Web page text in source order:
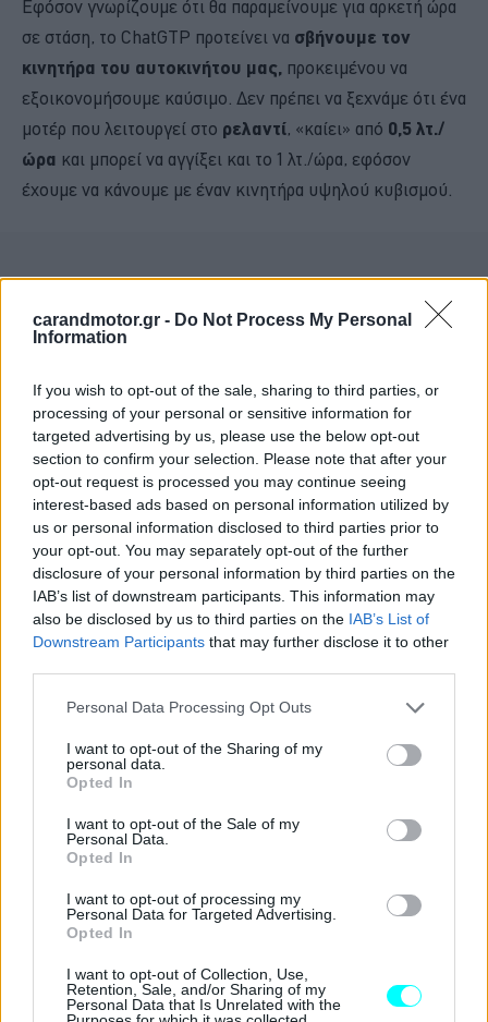
carandmotor.gr - Do Not Process My Personal
Information
If you wish to opt-out of the sale, sharing to third parties, or
processing of your personal or sensitive information for
targeted advertising by us, please use the below opt-out
section to confirm your selection. Please note that after your
opt-out request is processed you may continue seeing
interest-based ads based on personal information utilized by
us or personal information disclosed to third parties prior to
your opt-out. You may separately opt-out of the further
disclosure of your personal information by third parties on the
IAB’s list of downstream participants. This information may
also be disclosed by us to third parties on the IAB’s List of
Downstream Participants that may further disclose it to other
Please note that this website/app uses one or more Google
not limited to your visit or usage behaviour. You may click to
grant or deny consent to Google and its third-party tags to
use your data for below specified purposes in below Google
consent section.
Personal Data Processing Opt Outs
I want to opt-out of the Sharing of my
personal data.
Opted In
I want to opt-out of the Sale of my
Personal Data.
Opted In
I want to opt-out of processing my
Personal Data for Targeted Advertising.
Opted In
I want to opt-out of Collection, Use,
Retention, Sale, and/or Sharing of my
Personal Data that Is Unrelated with the
Εφόσον γνωρίζουμε ότι θα παραμείνουμε για αρκετή ώρα
σε στάση, το ChatGTP προτείνει να σβήνουμε τον
κινητήρα του αυτοκινήτου μας, προκειμένου να
εξοικονομήσουμε καύσιμο. Δεν πρέπει να ξεχνάμε ότι ένα
μοτέρ που λειτουργεί στο ρελαντί, «καίει» από 0,5 λτ./
ώρα και μπορεί να αγγίξει και το 1 λτ./ώρα, εφόσον
έχουμε να κάνουμε με έναν κινητήρα υψηλού κυβισμού.
Αποφυγή του υπερβολικού βάρους
Αφαιρέστε περιττά αντικείμενααπό το όχημά σας,
καθώς το υπερβολικό βάρος μπορεί να αυξήσει την